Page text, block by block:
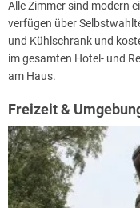
Alle Zimmer sind modern
verfügen über
und Kühlschrank und
im gesamten Hotel- und
am Haus.
Freizeit &